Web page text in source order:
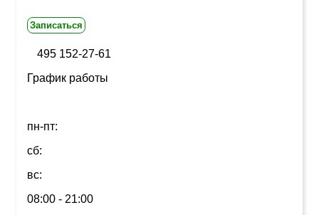
Записаться
495 152-27-61
График работы
пн-пт:
сб:
вс:
08:00 - 21:00